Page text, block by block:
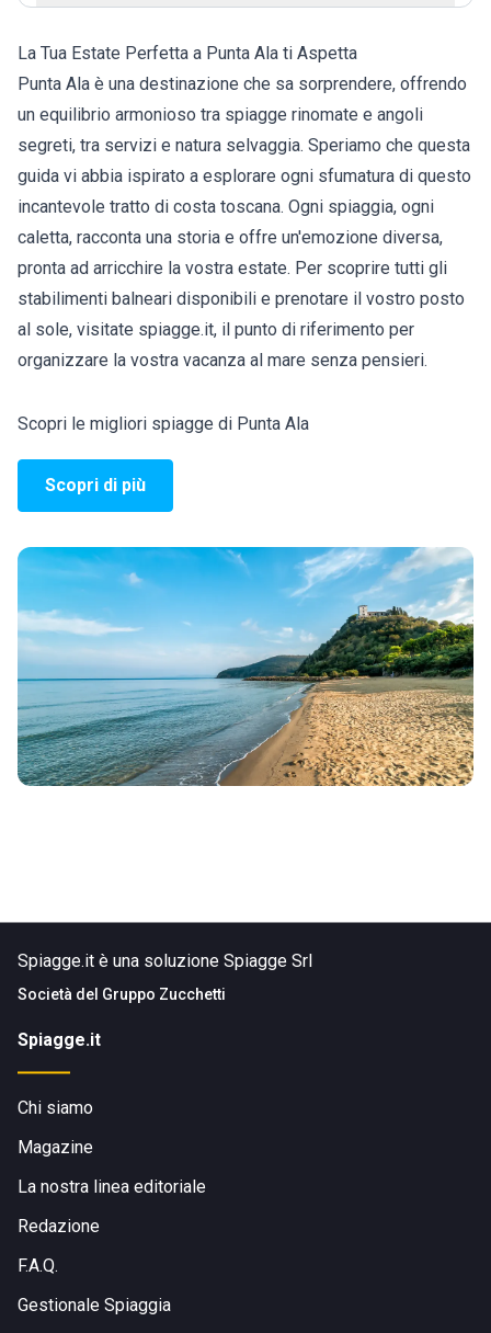
La Tua Estate Perfetta a Punta Ala ti Aspetta
Punta Ala è una destinazione che sa sorprendere, offrendo
un equilibrio armonioso tra spiagge rinomate e angoli
segreti, tra servizi e natura selvaggia. Speriamo che questa
guida vi abbia ispirato a esplorare ogni sfumatura di questo
incantevole tratto di costa toscana. Ogni spiaggia, ogni
caletta, racconta una storia e offre un'emozione diversa,
pronta ad arricchire la vostra estate. Per scoprire tutti gli
stabilimenti balneari disponibili e prenotare il vostro posto
al sole, visitate spiagge.it, il punto di riferimento per
organizzare la vostra vacanza al mare senza pensieri.
Scopri le migliori spiagge di Punta Ala
Scopri di più
Spiagge.it è una soluzione Spiagge Srl
Società del Gruppo Zucchetti
Spiagge.it
Chi siamo
Magazine
La nostra linea editoriale
Redazione
F.A.Q.
Gestionale Spiaggia